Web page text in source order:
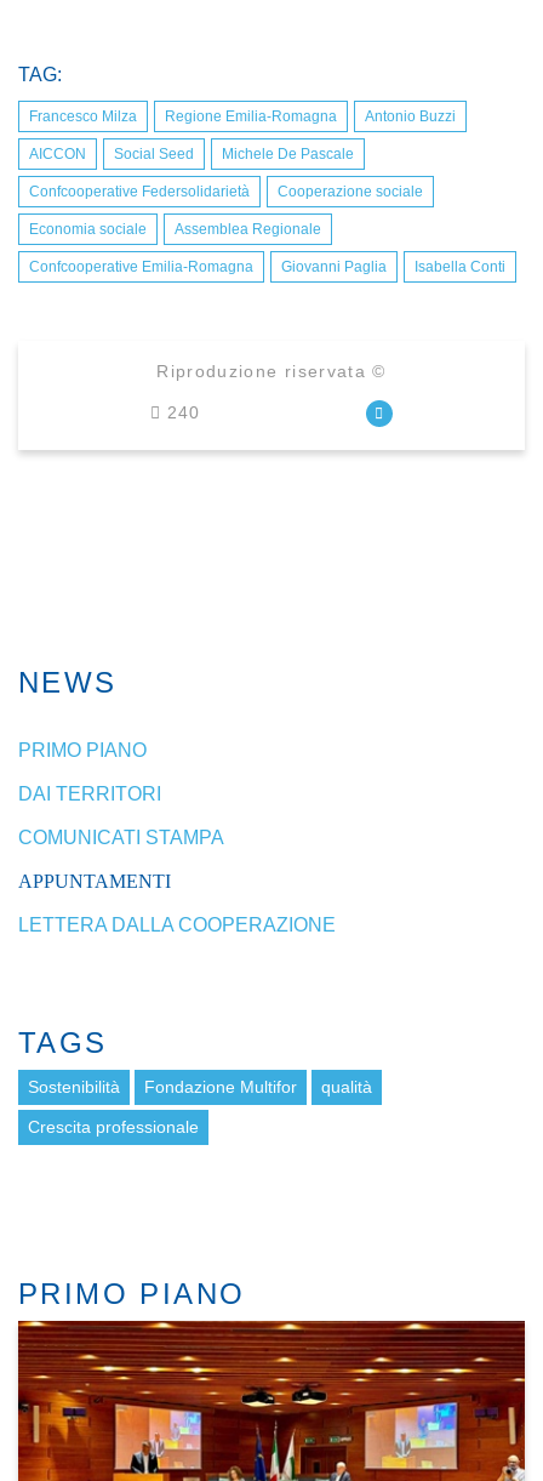
TAG:
Francesco Milza Regione Emilia-Romagna Antonio Buzzi
AICCON Social Seed Michele De Pascale
Confcooperative Federsolidarietà Cooperazione sociale
Economia sociale Assemblea Regionale
Confcooperative Emilia-Romagna Giovanni Paglia Isabella Conti
Riproduzione riservata ©
240
NEWS
PRIMO PIANO
DAI TERRITORI
COMUNICATI STAMPA
APPUNTAMENTI
LETTERA DALLA COOPERAZIONE
TAGS
Sostenibilità Fondazione Multifor qualità
Crescita professionale
PRIMO PIANO